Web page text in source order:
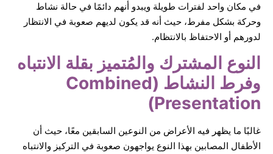
في مكان واحد لفترات طويلة ويبدو أنهم دائمًا في حالة نشاط
وحركة بشكل مفرط، حيث أنه قد يكون لديهم صعوبة في الانتظار
لدورهم أو الاحتفاظ بالانتظام.
النوع المشترك والمُتميز بقلة الانتباه
وفرط النشاط (Combined
Presentation)
غالبًا ما يظهر فيه الأعراض من النوعين السابقين معًا، حيث أن
الأطفال المصابين بهذا النوع يواجهون صعوبة في التركيز والانتباه